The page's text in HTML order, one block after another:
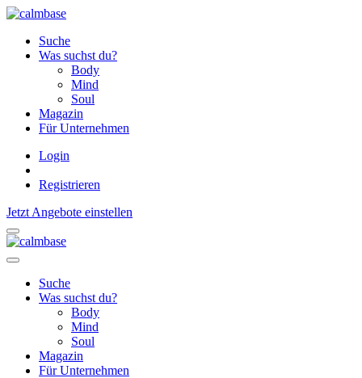
Suche
Was suchst du?
Body
Mind
Soul
Magazin
Für Unternehmen
Login
Registrieren
Jetzt Angebote einstellen
Suche
Was suchst du?
Body
Mind
Soul
Magazin
Für Unternehmen